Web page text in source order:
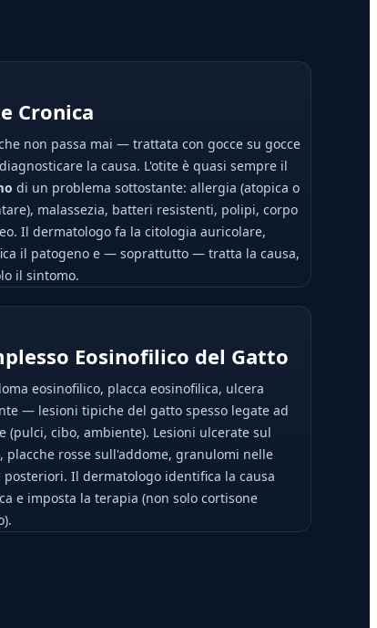
Cronica
non passa mai — trattata con gocce su gocce
la causa. L'otite è quasi sempre il
di un problema sottostante: allergia (atopica o
malassezia, batteri resistenti, polipi, corpo
Il dermatologo fa la citologia auricolare,
il patogeno e — soprattutto — tratta la causa,
il sintomo.
Eosinofilico del Gatto
eosinofilico, placca eosinofilica, ulcera
— lesioni tipiche del gatto spesso legate ad
(pulci, cibo, ambiente). Lesioni ulcerate sul
placche rosse sull'addome, granulomi nelle
posteriori. Il dermatologo identifica la causa
e imposta la terapia (non solo cortisone